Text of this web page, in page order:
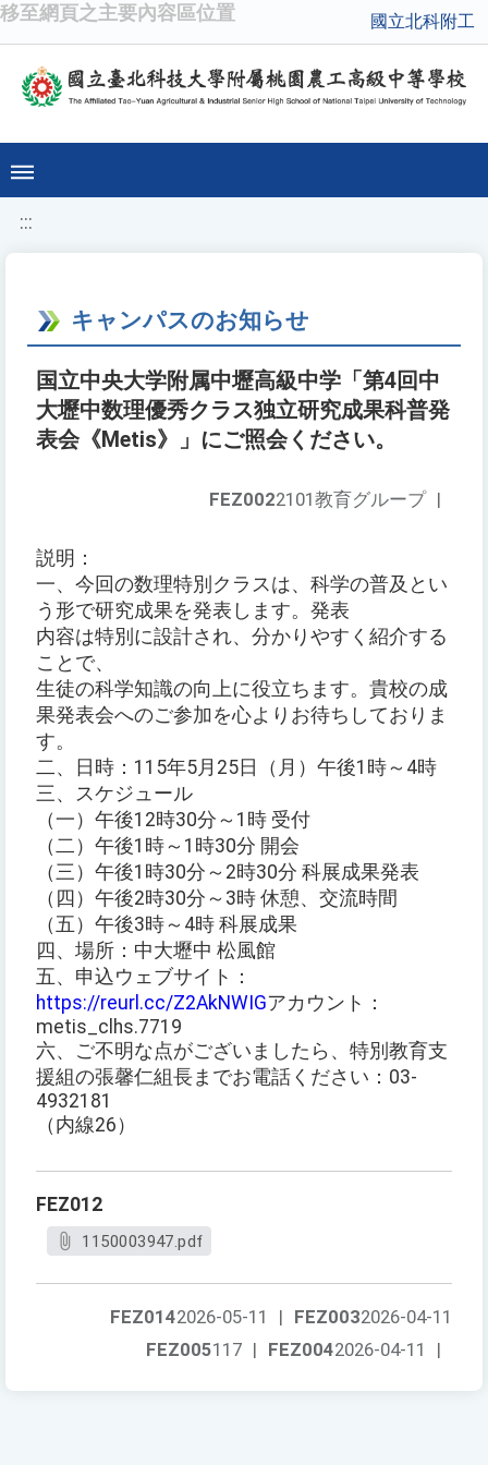
移至網頁之主要內容區位置 國立北科附工
:::
キャンパスのお知らせ
国立中央大学附属中壢高級中学「第4回中
大壢中数理優秀クラス独立研究成果科普発
表会《Metis》」にご照会ください。
FEZ0022101教育グループ |
説明：
一、今回の数理特別クラスは、科学の普及とい
う形で研究成果を発表します。発表
内容は特別に設計され、分かりやすく紹介する
ことで、
生徒の科学知識の向上に役立ちます。貴校の成
果発表会へのご参加を心よりお待ちしておりま
す。
二、日時：115年5月25日（月）午後1時～4時
三、スケジュール
（一）午後12時30分～1時 受付
（二）午後1時～1時30分 開会
（三）午後1時30分～2時30分 科展成果発表
（四）午後2時30分～3時 休憩、交流時間
（五）午後3時～4時 科展成果
四、場所：中大壢中 松風館
五、申込ウェブサイト：
https://reurl.cc/Z2AkNWIGアカウント：
metis_clhs.7719
六、ご不明な点がございましたら、特別教育支
援組の張馨仁組長までお電話ください：03-
4932181
（内線26）
FEZ012
1150003947.pdf
FEZ0032026-04-11
FEZ0142026-05-11
|
FEZ0042026-04-11 |
FEZ005117 |